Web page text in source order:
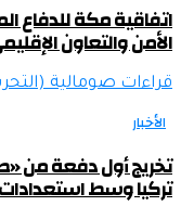
اتفاقية مكة للدفاع
الأمن والتعاون
قراءات صومالية
الأخبار
تخريج أول دفعة من
تركيا وسط